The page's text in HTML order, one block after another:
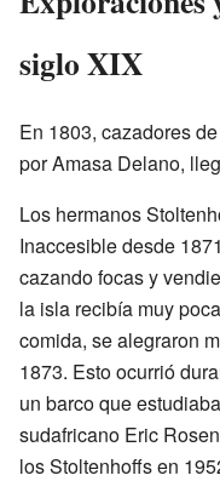
siglo XIX
En 1803, cazadores
por Amasa Delano,
Los hermanos
Inaccesible desde
cazando focas y
la isla recibía muy
comida, se alegraron
1873. Esto ocurrió
un barco que
sudafricano Eric
los Stoltenhoffs en